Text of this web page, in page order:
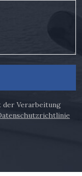
der Verarbeitung